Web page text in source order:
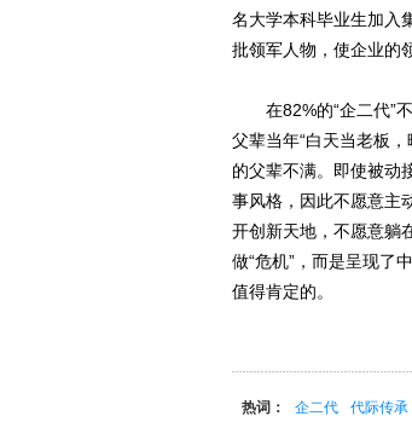
名大学本科毕业生加入
批领军人物，使企业的
在82%的“企二代”不
父辈当年“白天当老板
的父辈不满。即使被动
事风格，因此不愿意主
开创新天地，不愿意躺
做“危机”，而是呈现了
值得肯定的。
热词： 企二代 代际传承